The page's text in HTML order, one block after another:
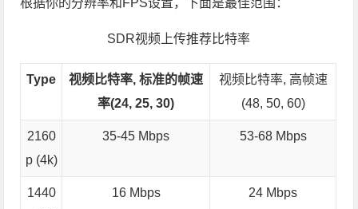
根据你的分辨率和FPS设置，下面是最佳范围：
SDR视频上传推荐比特率
Type
视频比特率, 标准的帧速
率(24, 25, 30)
视频比特率, 高帧速
(48, 50, 60)
2160
p (4k)
35-45 Mbps 53-68 Mbps
1440
16 Mbps 24 Mbps